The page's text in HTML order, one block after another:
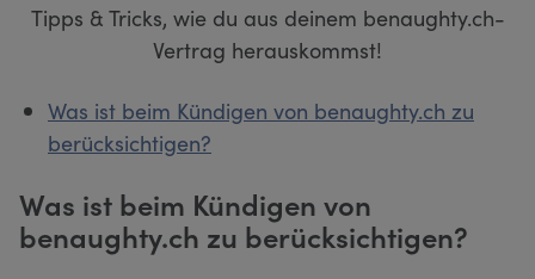
Tipps & Tricks, wie du aus deinem benaughty.ch-
Vertrag herauskommst!
Was ist beim Kündigen von benaughty.ch zu
berücksichtigen?
Was ist beim Kündigen von
benaughty.ch zu berücksichtigen?